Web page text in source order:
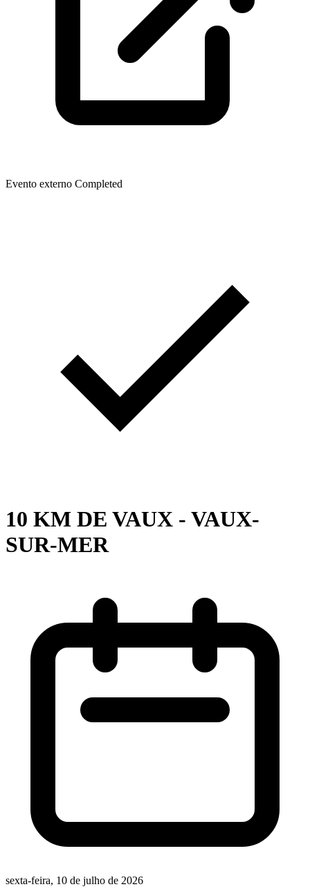
Evento externo Completed
10 KM DE VAUX - VAUX-
SUR-MER
sexta-feira, 10 de julho de 2026